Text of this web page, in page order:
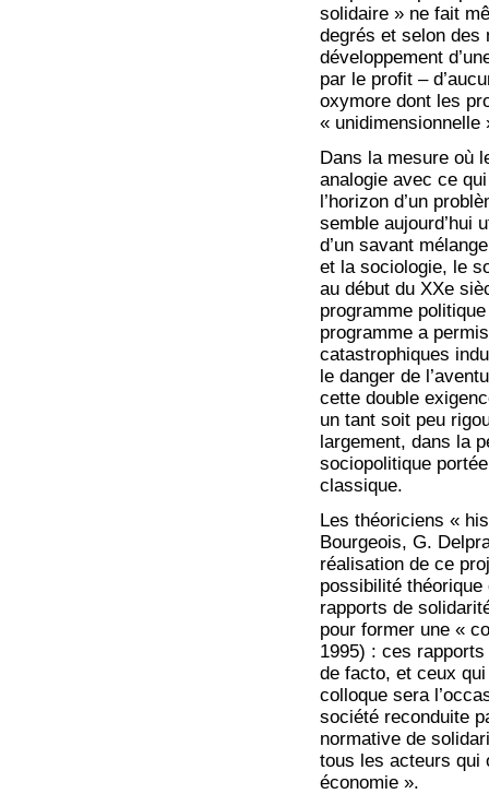
solidaire » ne fait
degrés et selon des
développement
par le profit –
oxymore dont les
« unidimensionnelle
Dans la mesure où
analogie avec ce
l’horizon d’un
semble aujourd’hui
d’un savant
et la sociologie, le
au début du XXe
programme
programme a
catastrophiques
le danger de
cette double
un tant soit peu
largement, dans la
sociopolitique
classique.
Les théoriciens «
Bourgeois, G.
réalisation de ce
possibilité
rapports de
pour former une «
1995) : ces
de facto, et ceux
colloque sera
société reconduite
normative de
tous les acteurs qui
économie ».